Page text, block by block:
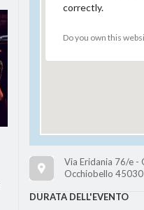
correctly.
Do you own this
Via Eridania 76/e -
Occhiobello 45030
DURATA DELL'EVENTO